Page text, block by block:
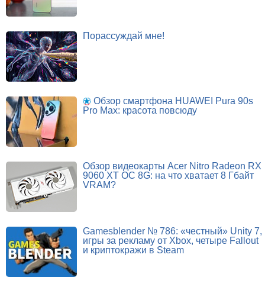
Порассуждай мне!
Обзор смартфона HUAWEI Pura 90s
Pro Max: красота повсюду
Обзор видеокарты Acer Nitro Radeon RX
9060 XT OC 8G: на что хватает 8 Гбайт
VRAM?
Gamesblender № 786: «честный» Unity 7,
игры за рекламу от Xbox, четыре Fallout
и криптокражи в Steam